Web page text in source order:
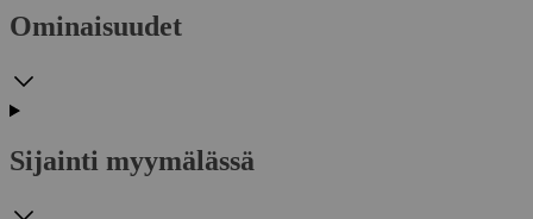
Ominaisuudet
Sijainti myymälässä